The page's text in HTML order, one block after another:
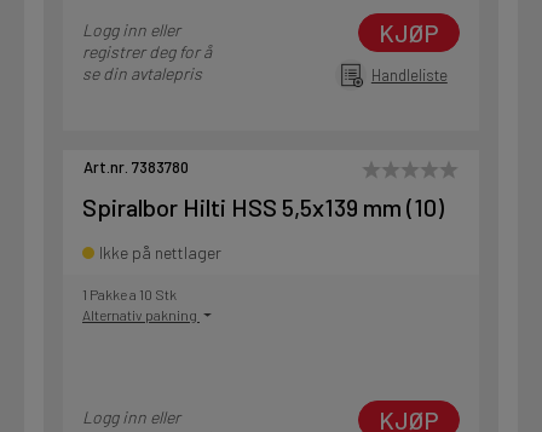
Logg inn eller
registrer deg for å
se din avtalepris
KJØP
Handleliste
Art.nr. 7383780
Spiralbor Hilti HSS 5,5x139 mm (10)
Ikke på nettlager
1 Pakke a 10 Stk
Alternativ pakning
Logg inn eller
KJØP